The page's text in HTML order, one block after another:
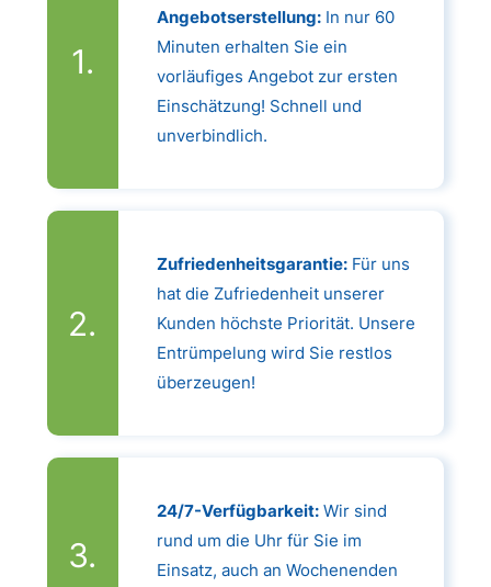
Angebotserstellung:In nur 60
Minuten erhalten Sie ein
vorläufiges Angebot zur ersten
Einschätzung! Schnell und
unverbindlich.
Zufriedenheitsgarantie:Für uns
hat die Zufriedenheit unserer
Kunden höchste Priorität. Unsere
Entrümpelung wird Sie restlos
überzeugen!
24/7-Verfügbarkeit:Wir sind
rund um die Uhr für Sie im
Einsatz, auch an Wochenenden